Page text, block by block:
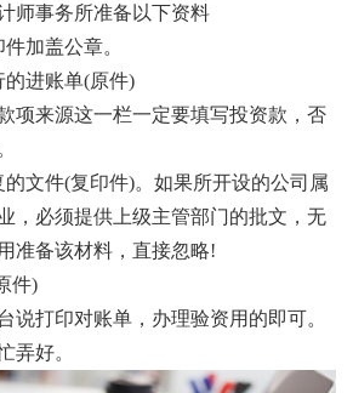
事务所准备以下资料
加盖公章。
进账单(原件)
来源这一栏一定要填写投资款，否
件(复印件)。如果所开设的公司属
，必须提供上级主管部门的批文，无
准备该材料，直接忽略!
件)
打印对账单，办理验资用的即可。
弄好。